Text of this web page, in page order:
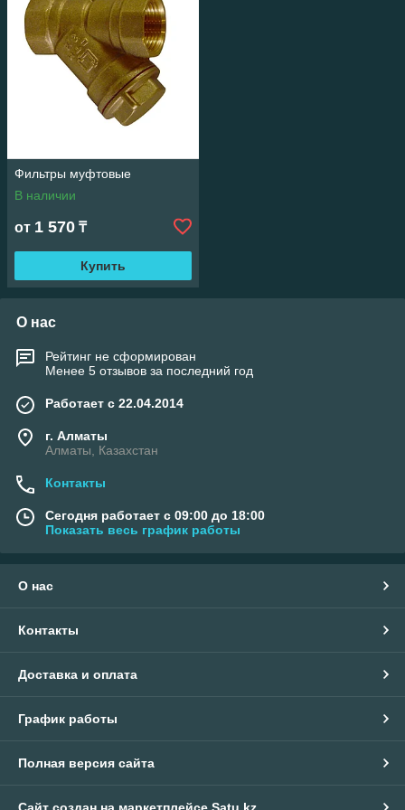
сетчатых фильтров можно прямо на сайте. Для уточнения
деталей можно звонить по телефонам, указанным в разделе
"Контакты". Мы работаем по предоплате 100% или 50% с
отсрочкой платежа по договору. Максимально быстрый сбор
товара на складе, бесплатная доставка по Алматы, платная
доставка во все регионы Казахстана в короткие сроки.
Фильтры муфтовые
В наличии
от 1 570 ₸
Купить
О нас
Рейтинг не сформирован
Менее 5 отзывов за последний год
Работает с 22.04.2014
г. Алматы
Алматы, Казахстан
Контакты
Сегодня работает с 09:00 до 18:00
Показать весь график работы
О нас
Контакты
Доставка и оплата
График работы
Полная версия сайта